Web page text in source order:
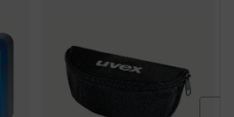
astine morbide e antiscivolo,
Astina ad inclinazione regolabile,
Protezione laterale integrata
uvex infradur plus